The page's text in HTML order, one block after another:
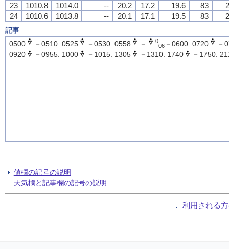
23
1010.8 1014.0 -- 20.2 17.2 19.6 83
24
1010.6 1013.8 -- 20.1 17.1 19.5 83
記事
0500
－0510. 0525 －0530. 0558 － 0
06－0600. 0720
－
0920
－0955. 1000 －1015. 1305 －1310. 1740 －1750.
値欄の記号の説明
天気欄と記事欄の記号の説明
利用される